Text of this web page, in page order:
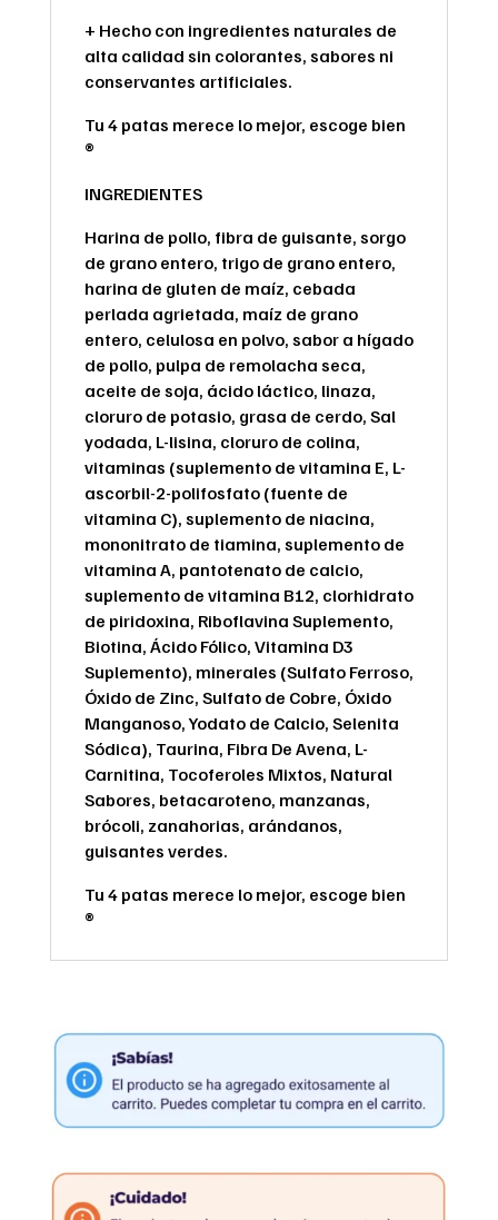
+ Hecho con ingredientes naturales de
alta calidad sin colorantes, sabores ni
conservantes artificiales.
Tu 4 patas merece lo mejor, escoge bien
®
INGREDIENTES
Harina de pollo, fibra de guisante, sorgo
de grano entero, trigo de grano entero,
harina de gluten de maíz, cebada
perlada agrietada, maíz de grano
entero, celulosa en polvo, sabor a hígado
de pollo, pulpa de remolacha seca,
aceite de soja, ácido láctico, linaza,
cloruro de potasio, grasa de cerdo, Sal
yodada, L-lisina, cloruro de colina,
vitaminas (suplemento de vitamina E, L-
ascorbil-2-polifosfato (fuente de
vitamina C), suplemento de niacina,
mononitrato de tiamina, suplemento de
vitamina A, pantotenato de calcio,
suplemento de vitamina B12, clorhidrato
de piridoxina, Riboflavina Suplemento,
Biotina, Ácido Fólico, Vitamina D3
Suplemento), minerales (Sulfato Ferroso,
Óxido de Zinc, Sulfato de Cobre, Óxido
Manganoso, Yodato de Calcio, Selenita
Sódica), Taurina, Fibra De Avena, L-
Carnitina, Tocoferoles Mixtos, Natural
Sabores, betacaroteno, manzanas,
brócoli, zanahorias, arándanos,
guisantes verdes.
Tu 4 patas merece lo mejor, escoge bien
®